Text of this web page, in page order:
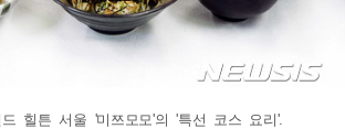
드 힐튼 서울 '미쯔모모'의 '특선 코스 요리'.